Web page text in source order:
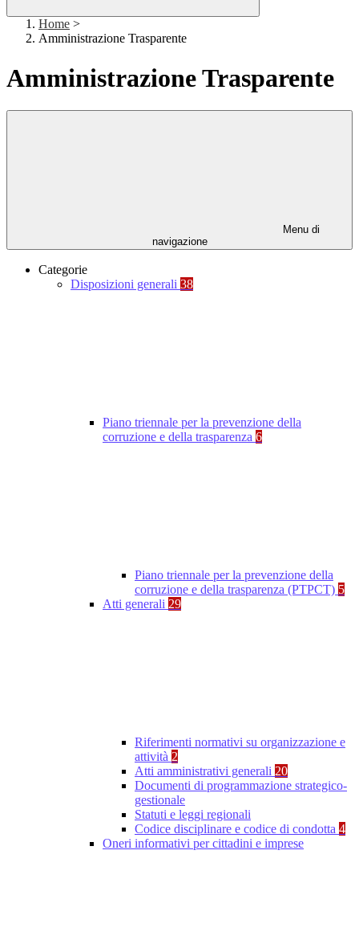
Home >
Amministrazione Trasparente
Amministrazione Trasparente
Menu di
navigazione
Categorie
Disposizioni generali 38
Piano triennale per la prevenzione della
corruzione e della trasparenza 6
Piano triennale per la prevenzione della
corruzione e della trasparenza (PTPCT) 5
Atti generali 29
Riferimenti normativi su organizzazione e
attività 2
Atti amministrativi generali 20
Documenti di programmazione strategico-
gestionale
Statuti e leggi regionali
Codice disciplinare e codice di condotta 4
Oneri informativi per cittadini e imprese